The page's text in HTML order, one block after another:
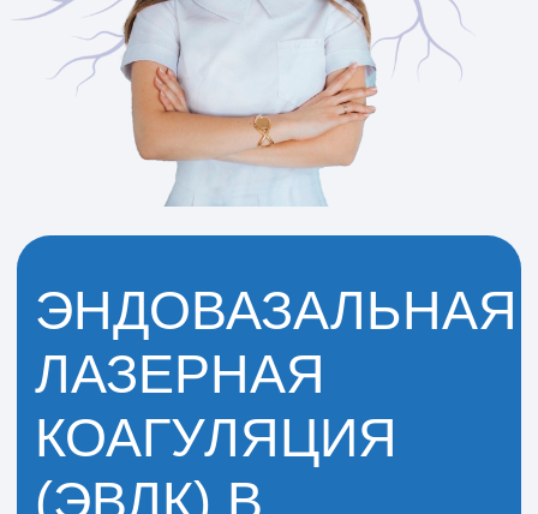
подходит и при клапанной
недостаточности, если глубокие вены
функционируют нормально.
Противопоказания
Процедура не проводится при остром
тромбофлебите, нарушениях
свёртываемости крови, инфекциях кожи
в области вмешательства, а также в
период беременности и грудного
Как проходит процедура
ЭВЛК выполняется под контролем
ультразвука. Сначала проводится
обследование и разметка вен, затем
световод. При его постепенном
извлечении происходит обработка вены
лазером и её «закрытие». После
процедуры накладывается повязка, швы